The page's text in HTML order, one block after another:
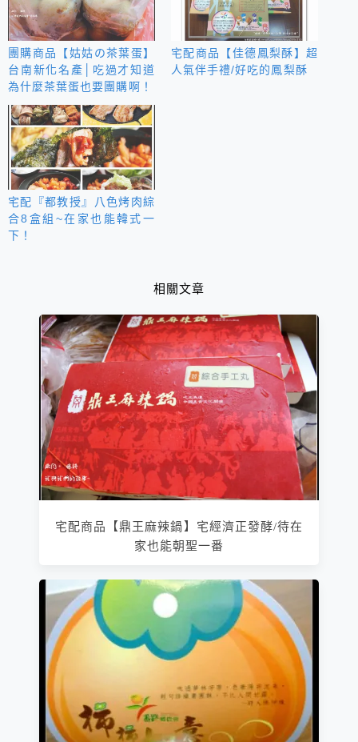
團購商品【姑姑の茶葉蛋】
台南新化名產│吃過才知道
為什麼茶葉蛋也要團購啊！
宅配商品【佳德鳳梨酥】超
人氣伴手禮/好吃的鳳梨酥
宅配『都教授』八色烤肉綜
合8盒組~在家也能韓式一
下！
相關文章
宅配商品【鼎王麻辣鍋】宅經濟正發酵/待在
家也能朝聖一番